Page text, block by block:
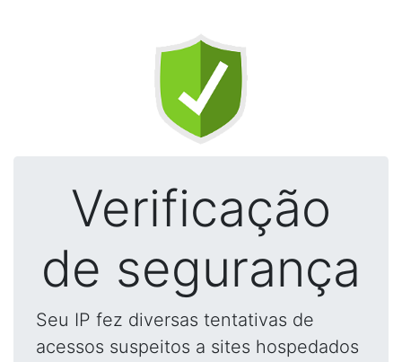
Verificação
de segurança
Seu IP fez diversas tentativas de
acessos suspeitos a sites hospedados